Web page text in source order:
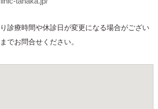
診療時間や休診日が変更になる場合がござい
でお問合せください。